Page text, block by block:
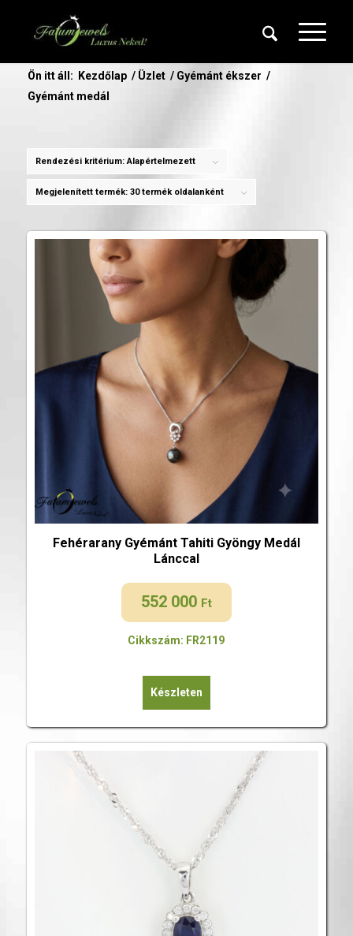
Ön itt áll: Kezdőlap / Üzlet / Gyémánt ékszer /
Gyémánt medál
Rendezési kritérium:Alapértelmezett
Megjelenített termék: 30 termék oldalanként
Fehérarany Gyémánt Tahiti Gyöngy Medál
Lánccal
552 000 Ft
Cikkszám: FR2119
Készleten